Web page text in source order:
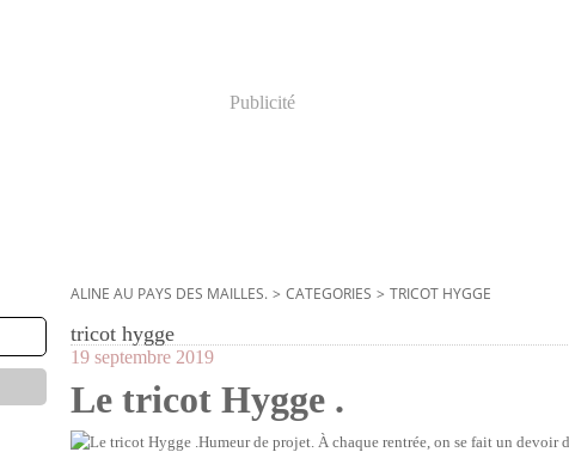
Publicité
ALINE AU PAYS DES MAILLES. > CATEGORIES > TRICOT HYGGE
tricot hygge
19 septembre 2019
Le tricot Hygge .
Humeur de projet. À chaque rentrée, on se fait un